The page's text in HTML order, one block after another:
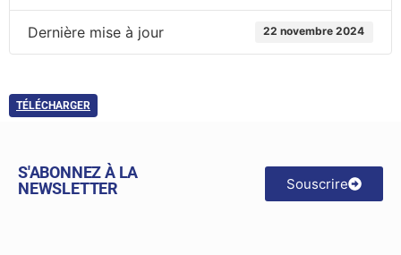
Dernière mise à jour 22 novembre 2024
TÉLÉCHARGER
S'ABONNEZ À LA
NEWSLETTER
Souscrire